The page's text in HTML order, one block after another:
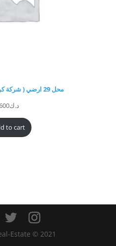
محل 29 ارضي ( شركة كروبز ديتيلز ) مجمع
د.ك
to cart
Estate © 2021